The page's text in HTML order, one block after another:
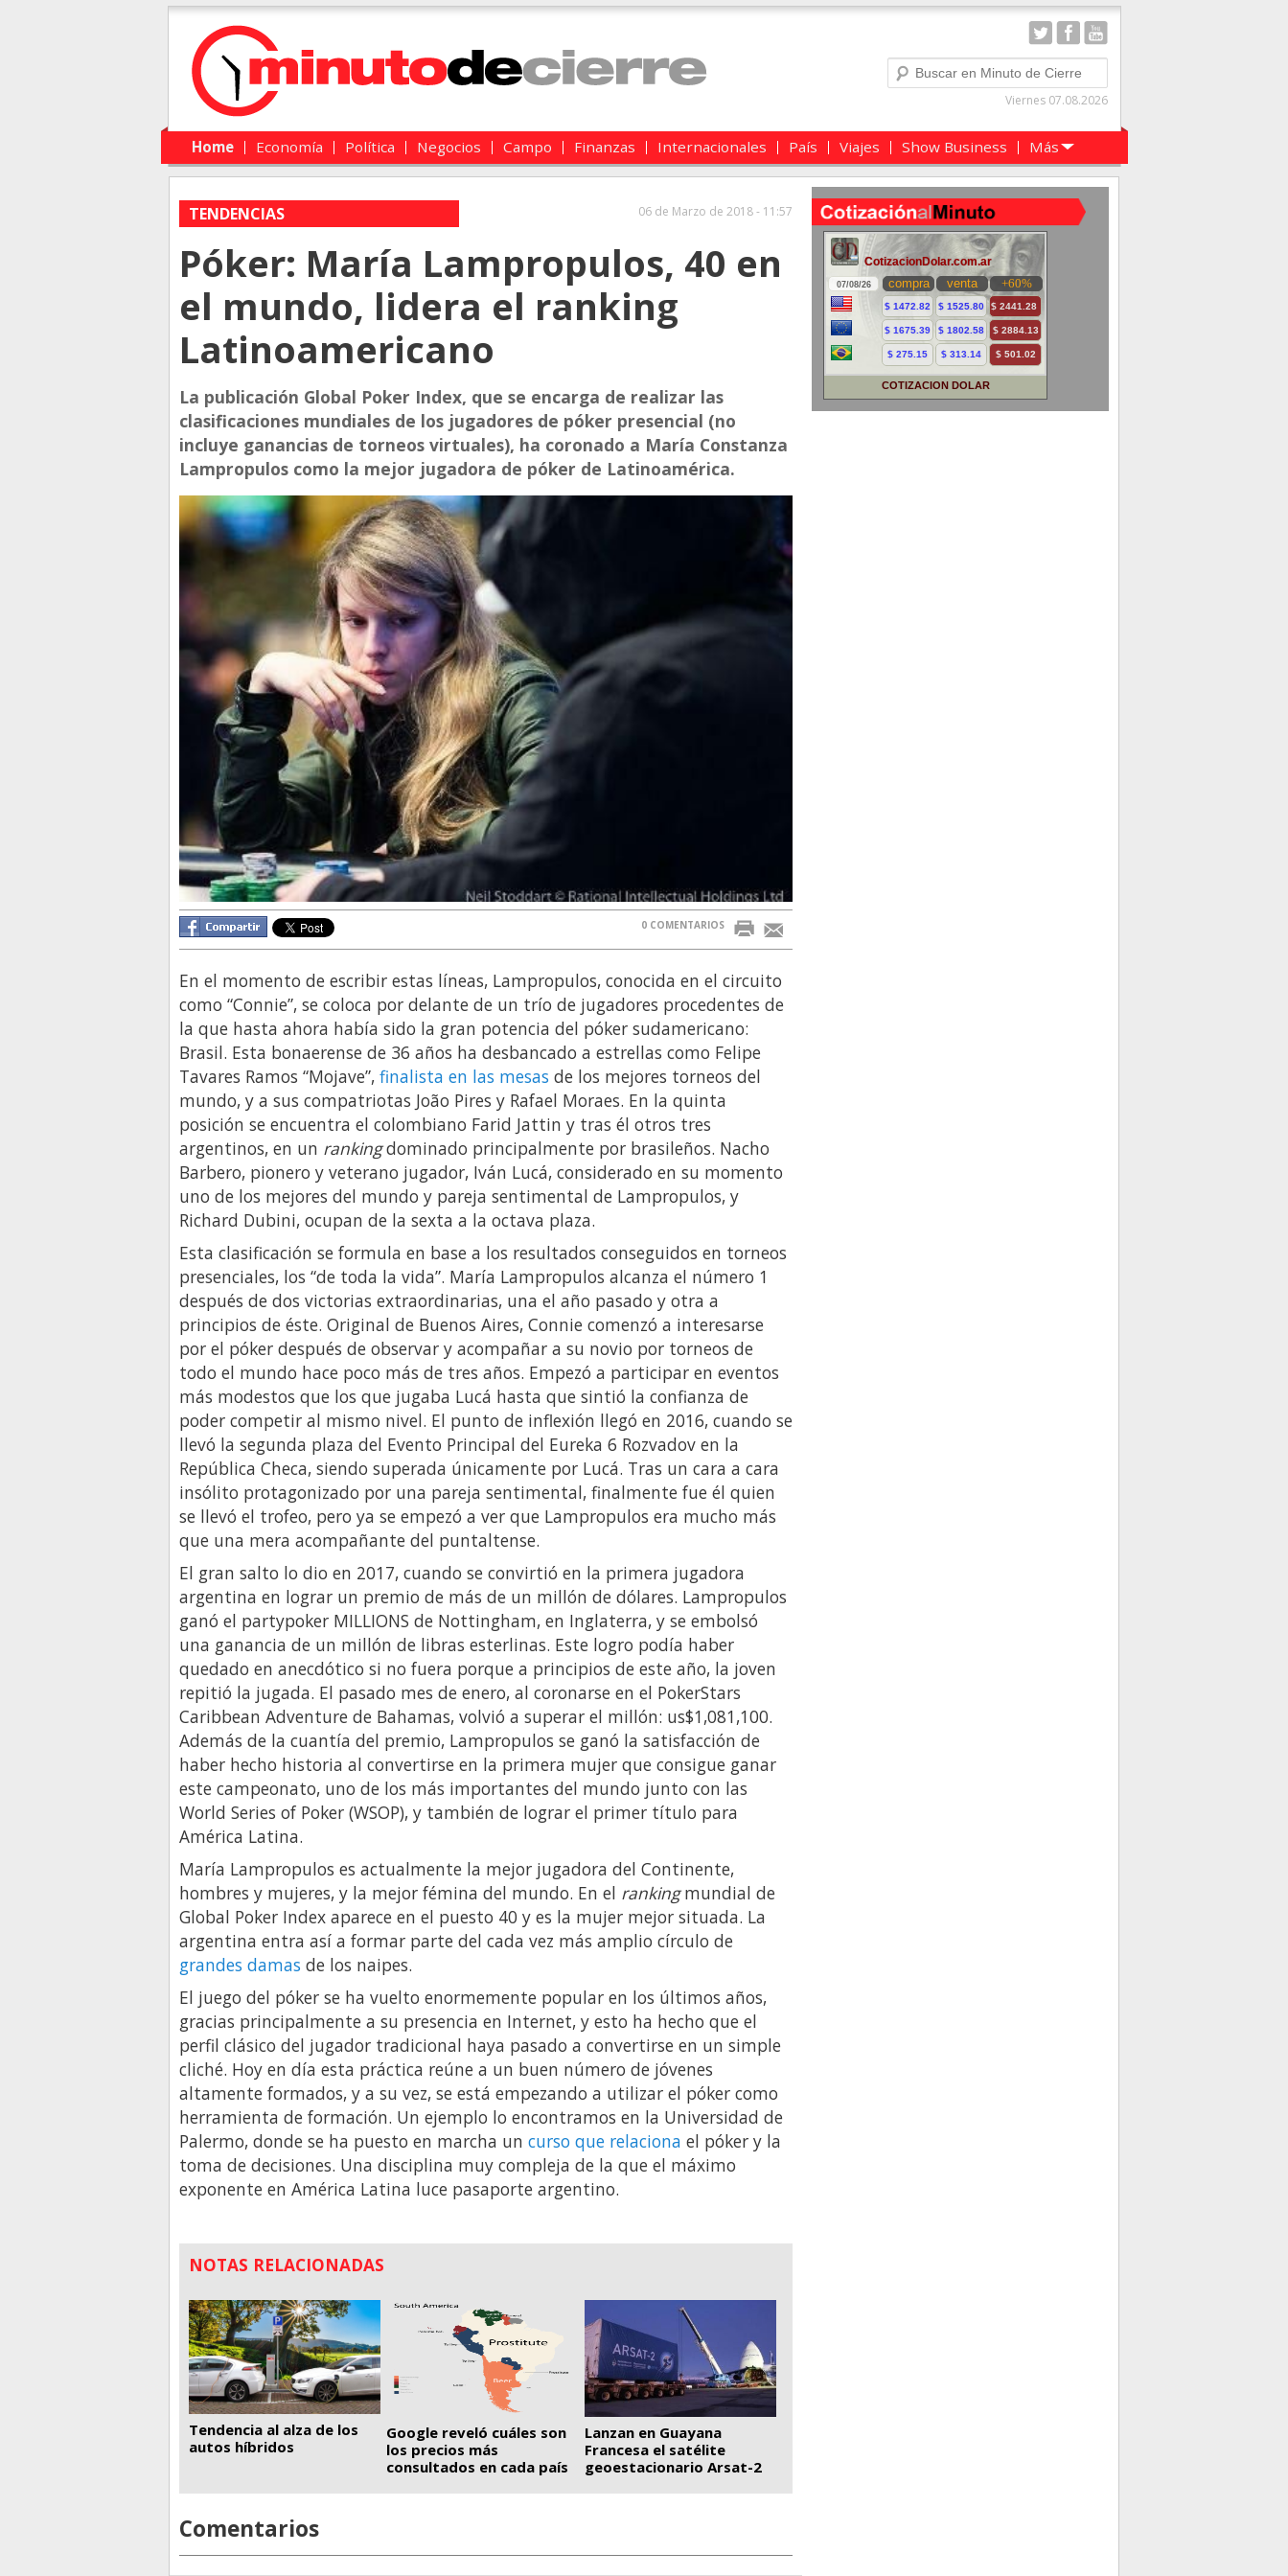
Viernes 07.08.2026
Buscar
Main menu
Skip to primary content
Skip to secondary content
Home Economía Política Negocios Campo Finanzas Internacionales País Viajes Show Business Más
TENDENCIAS 06 de Marzo de 2018 - 11:57
Póker: María Lampropulos, 40 en
el mundo, lidera el ranking
Latinoamericano
La publicación Global Poker Index, que se encarga de realizar las
clasificaciones mundiales de los jugadores de póker presencial (no
incluye ganancias de torneos virtuales), ha coronado a María Constanza
Lampropulos como la mejor jugadora de póker de Latinoamérica.
0 COMENTARIOS
En el momento de escribir estas líneas, Lampropulos, conocida en el circuito
como “Connie”, se coloca por delante de un trío de jugadores procedentes de
la que hasta ahora había sido la gran potencia del póker sudamericano:
Brasil. Esta bonaerense de 36 años ha desbancado a estrellas como Felipe
Tavares Ramos “Mojave”, finalista en las mesas de los mejores torneos del
mundo, y a sus compatriotas João Pires y Rafael Moraes. En la quinta
posición se encuentra el colombiano Farid Jattin y tras él otros tres
argentinos, en un rankingdominado principalmente por brasileños. Nacho
Barbero, pionero y veterano jugador, Iván Lucá, considerado en su momento
uno de los mejores del mundo y pareja sentimental de Lampropulos, y
Richard Dubini, ocupan de la sexta a la octava plaza.
Esta clasificación se formula en base a los resultados conseguidos en torneos
presenciales, los “de toda la vida”. María Lampropulos alcanza el número 1
después de dos victorias extraordinarias, una el año pasado y otra a
principios de éste. Original de Buenos Aires, Connie comenzó a interesarse
por el póker después de observar y acompañar a su novio por torneos de
todo el mundo hace poco más de tres años. Empezó a participar en eventos
más modestos que los que jugaba Lucá hasta que sintió la confianza de
poder competir al mismo nivel. El punto de inflexión llegó en 2016, cuando se
llevó la segunda plaza del Evento Principal del Eureka 6 Rozvadov en la
República Checa, siendo superada únicamente por Lucá. Tras un cara a cara
insólito protagonizado por una pareja sentimental, finalmente fue él quien
se llevó el trofeo, pero ya se empezó a ver que Lampropulos era mucho más
que una mera acompañante del puntaltense.
El gran salto lo dio en 2017, cuando se convirtió en la primera jugadora
argentina en lograr un premio de más de un millón de dólares. Lampropulos
ganó el partypoker MILLIONS de Nottingham, en Inglaterra, y se embolsó
una ganancia de un millón de libras esterlinas. Este logro podía haber
quedado en anecdótico si no fuera porque a principios de este año, la joven
repitió la jugada. El pasado mes de enero, al coronarse en el PokerStars
Caribbean Adventure de Bahamas, volvió a superar el millón: us$1,081,100.
Además de la cuantía del premio, Lampropulos se ganó la satisfacción de
haber hecho historia al convertirse en la primera mujer que consigue ganar
este campeonato, uno de los más importantes del mundo junto con las
World Series of Poker (WSOP), y también de lograr el primer título para
América Latina.
María Lampropulos es actualmente la mejor jugadora del Continente,
hombres y mujeres, y la mejor fémina del mundo. En el rankingmundial de
Global Poker Index aparece en el puesto 40 y es la mujer mejor situada. La
argentina entra así a formar parte del cada vez más amplio círculo de
grandes damas de los naipes.
El juego del póker se ha vuelto enormemente popular en los últimos años,
gracias principalmente a su presencia en Internet, y esto ha hecho que el
perfil clásico del jugador tradicional haya pasado a convertirse en un simple
cliché. Hoy en día esta práctica reúne a un buen número de jóvenes
altamente formados, y a su vez, se está empezando a utilizar el póker como
herramienta de formación. Un ejemplo lo encontramos en la Universidad de
Palermo, donde se ha puesto en marcha un curso que relaciona el póker y la
toma de decisiones. Una disciplina muy compleja de la que el máximo
exponente en América Latina luce pasaporte argentino.
NOTAS RELACIONADAS
Tendencia al alza de los
autos híbridos
Google reveló cuáles son
los precios más
consultados en cada país
Lanzan en Guayana
Francesa el satélite
geoestacionario Arsat-2
Comentarios
COTIZACION DOLAR